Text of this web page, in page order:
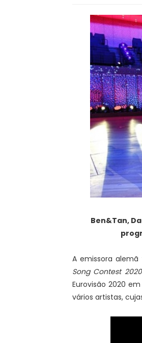
Ben&Tan,
A emissora
Song Contest
Eurovisão 2020
vários artistas,